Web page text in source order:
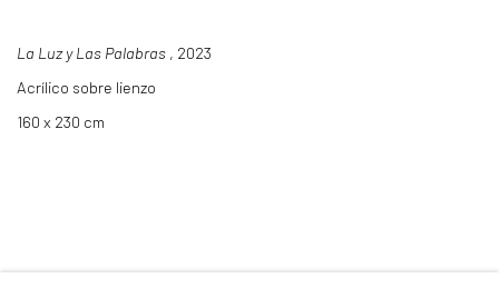
La Luz y Las Palabras , 2023
Acrílico sobre lienzo
160 x 230 cm